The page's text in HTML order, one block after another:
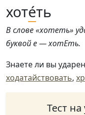
хоте́ть
В слове «хотеть»
буквой е — хотЕть.
Знаете ли вы
ходатайствовать,
Тест